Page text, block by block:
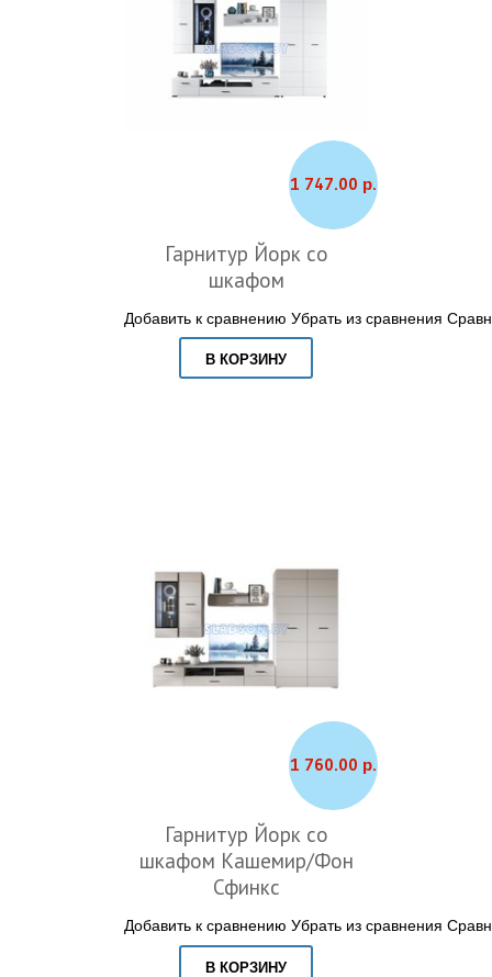
1 747.00 р.
Гарнитур Йорк со
шкафом
Добавить к сравнению Убрать из сравнения
В КОРЗИНУ
1 760.00 р.
Гарнитур Йорк со
шкафом Кашемир/Фон
Сфинкс
Добавить к сравнению Убрать из сравнения
В КОРЗИНУ